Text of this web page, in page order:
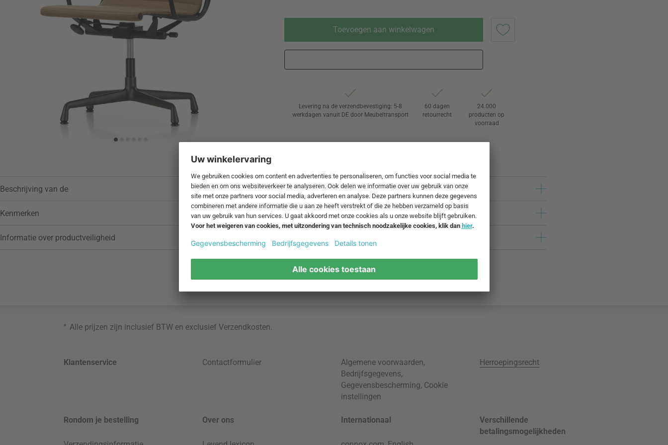
Toevoegen aan winkelwagen
aan verlanglijstje
Levering na de verzendbevestiging: 5-8
werkdagen vanuit DE door Meubeltransport
60 dagen
retourrecht
24.000
producten op
voorraad
Beschrijving van de
Kenmerken
Informatie over productveiligheid
* Alle prijzen zijn inclusief BTW en exclusiefVerzendkosten.
Klantenservice Contactformulier Algemene voorwaarden,
Bedrijfsgegevens,
Gegevensbescherming, Cookie
instellingen
Herroepingsrecht
Rondom je bestelling Over ons Internationaal
Verschillende
betalingsmogelijkheden